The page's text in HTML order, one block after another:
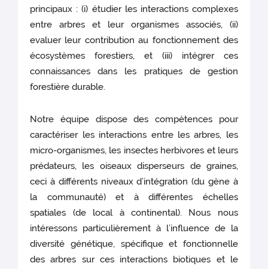
principaux : (i) étudier les interactions complexes
entre arbres et leur organismes associés, (ii)
evaluer leur contribution au fonctionnement des
écosystèmes forestiers, et (iii) intégrer ces
connaissances dans les pratiques de gestion
forestière durable.
Notre équipe dispose des compétences pour
caractériser les interactions entre les arbres, les
micro-organismes, les insectes herbivores et leurs
prédateurs, les oiseaux disperseurs de graines,
ceci à différents niveaux d’intégration (du gène à
la communauté) et à différentes échelles
spatiales (de local à continental). Nous nous
intéressons particulièrement à l’influence de la
diversité génétique, spécifique et fonctionnelle
des arbres sur ces interactions biotiques et le